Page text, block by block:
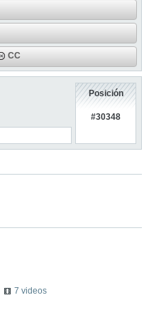
CC
Posición
#30348
7 videos